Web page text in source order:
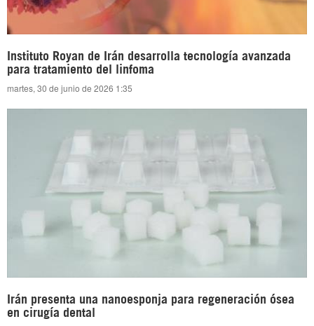
Instituto Royan de Irán desarrolla tecnología avanzada
para tratamiento del linfoma
martes, 30 de junio de 2026 1:35
Irán presenta una nanoesponja para regeneración ósea
en cirugía dental